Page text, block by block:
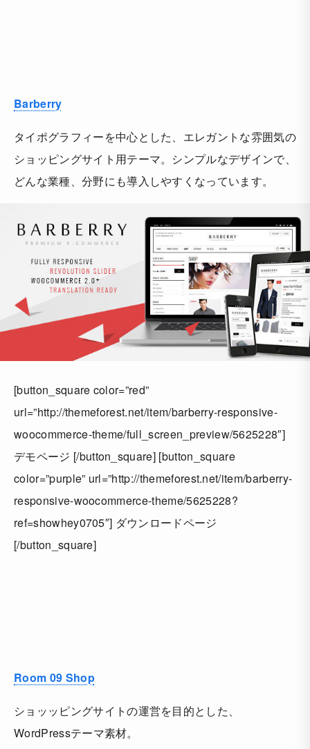
Barberry
タイポグラフィーを中心とした、エレガントな雰囲気の
ショッピングサイト用テーマ。シンプルなデザインで、
どんな業種、分野にも導入しやすくなっています。
[button_square color=”red”
url=”http://themeforest.net/item/barberry-responsive-
woocommerce-theme/full_screen_preview/5625228″]
デモページ [/button_square] [button_square
color=”purple” url=”http://themeforest.net/item/barberry-
responsive-woocommerce-theme/5625228?
ref=showhey0705″] ダウンロードページ
[/button_square]
Room 09 Shop
ショッッピングサイトの運営を目的とした、
WordPressテーマ素材。